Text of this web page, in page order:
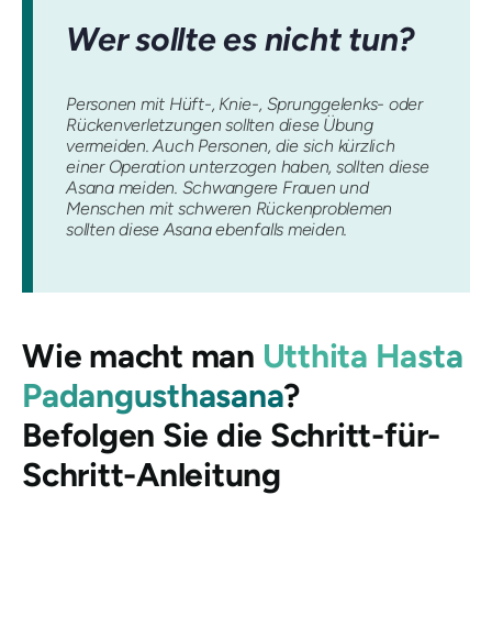
Wer sollte es nicht tun?
Personen mit Hüft-, Knie-, Sprunggelenks- oder
Rückenverletzungen sollten diese Übung
vermeiden. Auch Personen, die sich kürzlich
einer Operation unterzogen haben, sollten diese
Asana meiden. Schwangere Frauen und
Menschen mit schweren Rückenproblemen
sollten diese Asana ebenfalls meiden.
Wie macht man Utthita Hasta
Padangusthasana?
Befolgen Sie die Schritt-für-
Schritt-Anleitung